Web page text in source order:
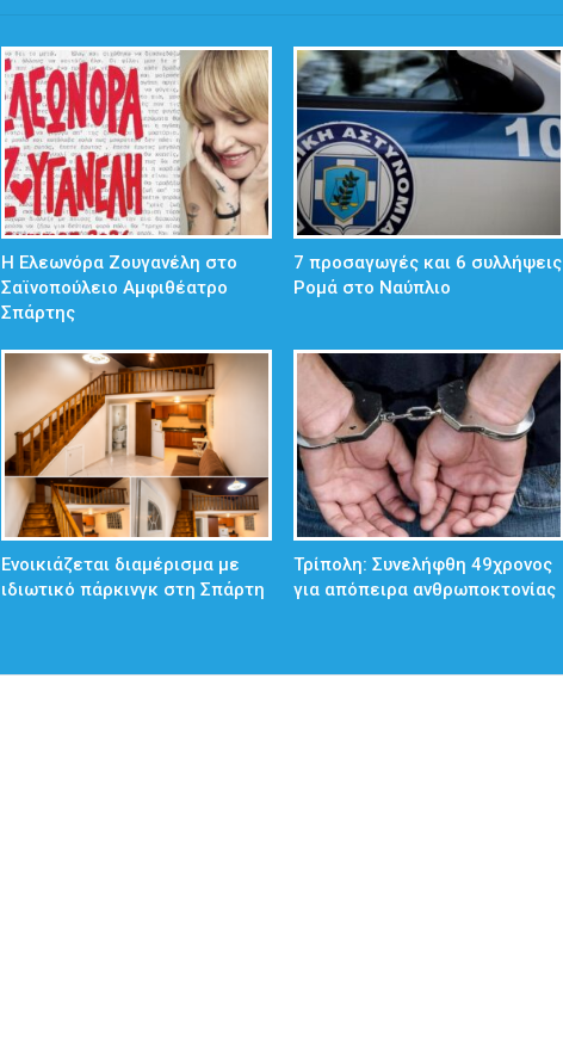
Η Ελεωνόρα Ζουγανέλη στο
Σαϊνοπούλειο Αμφιθέατρο
Σπάρτης
7 προσαγωγές και 6 συλλήψεις
Ρομά στο Ναύπλιο
Ενοικιάζεται διαμέρισμα με
ιδιωτικό πάρκινγκ στη Σπάρτη
Τρίπολη: Συνελήφθη 49χρονος
για απόπειρα ανθρωποκτονίας